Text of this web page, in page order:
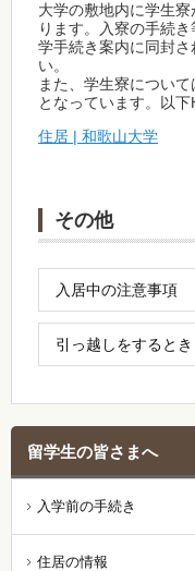
大学の敷地内に学生
ります。入寮の手続
学手続き案内に同封
い。
また、学生寮につい
となっています。以下
住居 | 和歌山大学
その他
入居中の注意事項
引っ越しをするとき
留学生の皆さまへ
入学前の手続き
住居の情報